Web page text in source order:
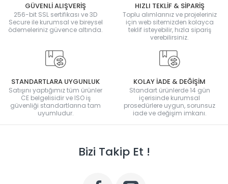
GÜVENLİ ALIŞVERİŞ
256-bit SSL sertifikası ve 3D
Secure ile kurumsal ve bireysel
ödemeleriniz güvence altında.
HIZLI TEKLİF & SİPARİŞ
Toplu alımlarınız ve projeleriniz
için web sitemizden kolayca
teklif isteyebilir, hızla sipariş
verebilirsiniz.
STANDARTLARA UYGUNLUK
Satışını yaptığımız tüm ürünler
CE belgelisidir ve ISO iş
güvenliği standartlarına tam
uyumludur.
KOLAY İADE & DEĞİŞİM
Standart ürünlerde 14 gün
içerisinde kurumsal
prosedürlere uygun, sorunsuz
iade ve değişim imkanı.
Bizi Takip Et !